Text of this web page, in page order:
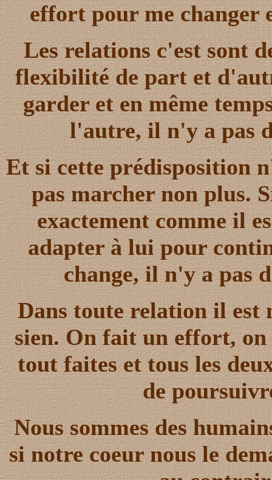
effort pour me changer
Les relations c'est sont
flexibilité de part et
garder et en même
l'autre, il n'y a pas
Et si cette prédisposition
pas marcher non plus.
exactement comme il
adapter à lui pour
change, il n'y a pas
Dans toute relation il est
sien. On fait un effort, on
tout faites et tous les
de
Nous sommes des
si notre coeur nous le